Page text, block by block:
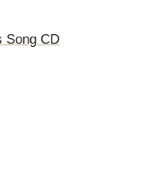
Song CD